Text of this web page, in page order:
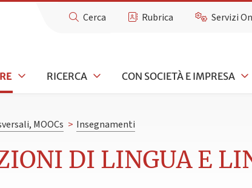
Cerca Rubrica Servizi
RICERCA CON SOCIETÀ E IMPRESA
MOOCs > Insegnamenti
DI LINGUA E